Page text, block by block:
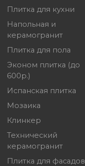
Плитка для кухни
Напольная и
керамогранит
Плитка для пола
Эконом плитка (до
600р.)
Испанская плитка
Мозаика
Клинкер
Технический
керамогранит
Плитка для фасадов